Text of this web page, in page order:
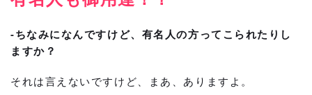
-ちなみになんですけど、有名人の方ってこられたりし
ますか？
それは言えないですけど、まあ、ありますよ。